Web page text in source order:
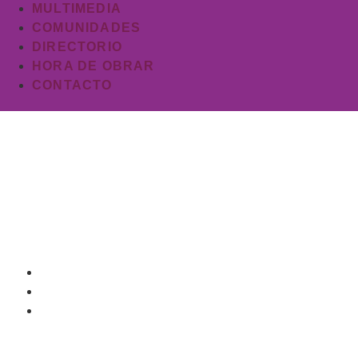
MULTIMEDIA
COMUNIDADES
DIRECTORIO
HORA DE OBRAR
CONTACTO